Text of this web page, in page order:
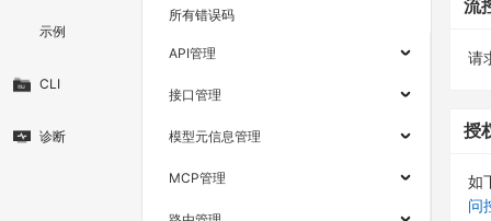
示例
CLI
诊断
所有错误码
API管理
接口管理
模型元信息管理
MCP管理
流
请
授
如
问